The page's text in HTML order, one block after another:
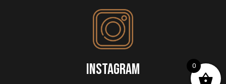
INSTAGRAM 0